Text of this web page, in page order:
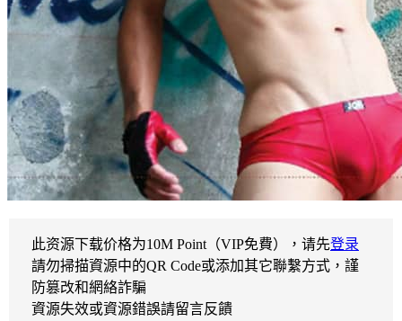
此资源下载价格为10M Point（VIP免費），请先登录
請勿掃描資源中的QR Code或添加其它聯繫方式，謹
防篡改和網絡詐騙
資源失效或資源錯誤請留言反饋